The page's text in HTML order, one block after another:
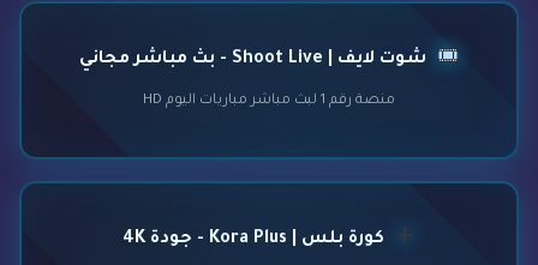
شوت لايف | Shoot Live - بث مباشر مجاني
منصة رقم 1 لبث مباشر مباريات اليوم HD
كورة بلس | Kora Plus - جودة 4K